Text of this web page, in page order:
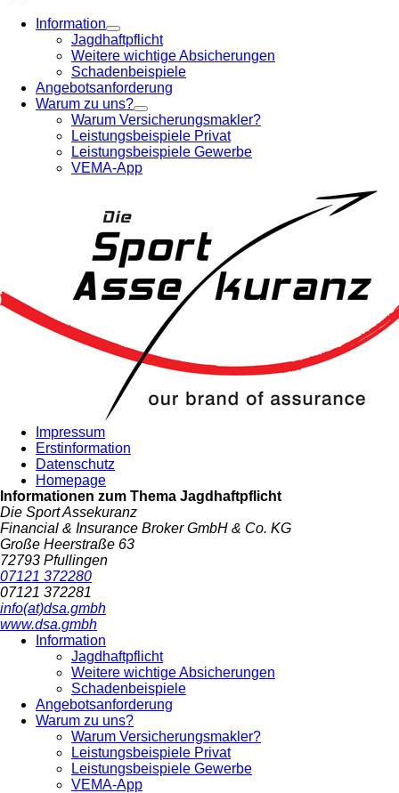
Information
Jagdhaftpflicht
Weitere wichtige Absicherungen
Schadenbeispiele
Angebotsanforderung
Warum zu uns?
Warum Versicherungsmakler?
Leistungsbeispiele Privat
Leistungsbeispiele Gewerbe
VEMA-App
Impressum
Erstinformation
Datenschutz
Homepage
Informationen zum Thema Jagdhaftpflicht
Die Sport Assekuranz
Financial & Insurance Broker GmbH & Co. KG
Große Heerstraße 63
72793 Pfullingen
07121 372280
07121 372281
info(at)dsa.gmbh
www.dsa.gmbh
Information
Jagdhaftpflicht
Weitere wichtige Absicherungen
Schadenbeispiele
Angebotsanforderung
Warum zu uns?
Warum Versicherungsmakler?
Leistungsbeispiele Privat
Leistungsbeispiele Gewerbe
VEMA-App